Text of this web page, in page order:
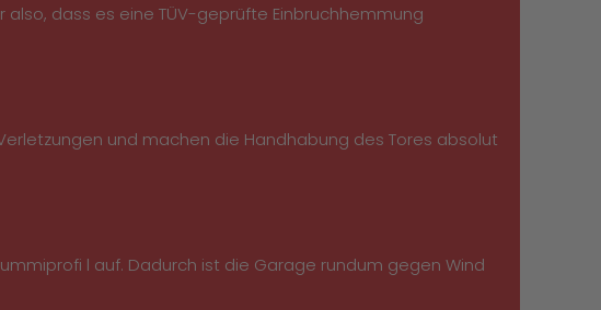
dass es eine TÜV-geprüfte Einbruchhemmung
und machen die Handhabung des Tores absolut
l auf. Dadurch ist die Garage rundum gegen Wind